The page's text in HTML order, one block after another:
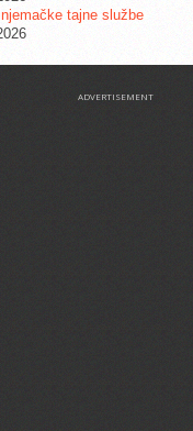
tajne službe
ADVERTISEMENT